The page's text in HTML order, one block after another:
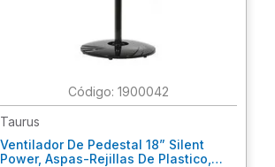
:1900042
Taurus
Ventilador De Pedestal 18” Silent
Power, Aspas-Rejillas De Plastico,